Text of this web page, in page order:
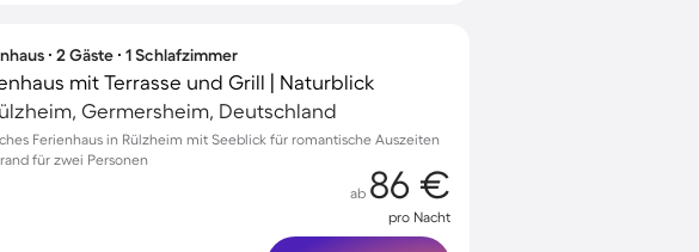
∙ 2 Gäste ∙ 1 Schlafzimmer
mit Terrasse und Grill | Naturblick
Germersheim, Deutschland
Ferienhaus in Rülzheim mit Seeblick für romantische Auszeiten
für zwei Personen
ab 86 €
pro Nacht